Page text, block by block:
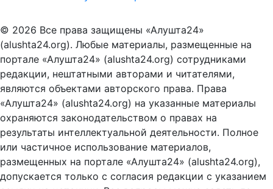
© 2026 Все права защищены «Алушта24»
(alushta24.org). Любые материалы, размещенные на
портале «Алушта24» (alushta24.org) сотрудниками
редакции, нештатными авторами и читателями,
являются объектами авторского права. Права
«Алушта24» (alushta24.org) на указанные материалы
охраняются законодательством о правах на
результаты интеллектуальной деятельности. Полное
или частичное использование материалов,
размещенных на портале «Алушта24» (alushta24.org),
допускается только с согласия редакции с указанием